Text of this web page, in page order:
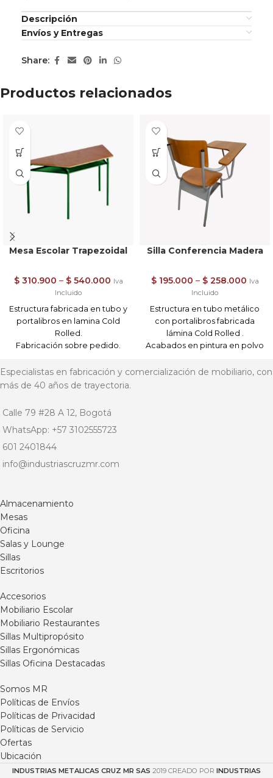
Descripción
Envíos y Entregas
Share:
Productos relacionados
Mesa Escolar Trapezoidal
$310.900 – $540.000 Iva
Incluido
Estructura fabricada en tubo y
portalibros en lamina Cold
Rolled.
Fabricación sobre pedido.
electrostática horneable de
alta resistencia.
sellado.
Dimensiones Generales : 60
cm alto x 120 cm largo x 60
Importante:
Este precio no incluye el valor
Envíos / Entregas (8) a (20)
días hábiles *sujeto a destino
compras por cantidad por
línea de atención en Bogotá
al 6012401844 o vía
WhatsApp 3102555723 / 321
2327975.
Silla Conferencia Madera
$195.000 – $258.000 Iva
Incluido
Estructura en tubo metálico
con portalibros fabricada
lámina Cold Rolled .
Acabados en pintura en polvo
Asiento, respaldo y mesa para
Especialistas en fabricación y comercialización de mobiliario, con
más de 40 años de trayectoria.
Calle 79 #28 A 12, Bogotá
WhatsApp: +57 3102555723
601 2401844
info@industriascruzmr.com
Almacenamiento
Mesas
Oficina
Salas y Lounge
Sillas
Escritorios
Accesorios
Mobiliario Escolar
Mobiliario Restaurantes
Sillas Multipropósito
Sillas Ergonómicas
Sillas Oficina Destacadas
Somos MR
Políticas de Envíos
Políticas de Privacidad
Políticas de Servicio
Ofertas
Ubicación
INDUSTRIAS METALICAS CRUZ MR SAS 2019 CREADO POR INDUSTRIAS